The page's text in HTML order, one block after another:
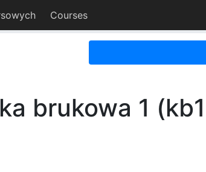
Courses
brukowa 1